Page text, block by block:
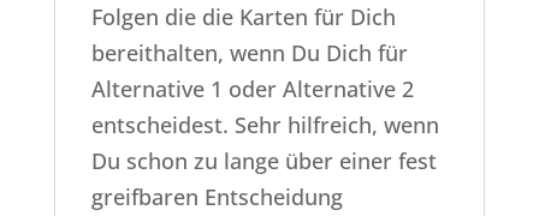
Folgen die die Karten für Dich
bereithalten, wenn Du Dich für
Alternative 1 oder Alternative 2
entscheidest. Sehr hilfreich, wenn
Du schon zu lange über einer fest
greifbaren Entscheidung